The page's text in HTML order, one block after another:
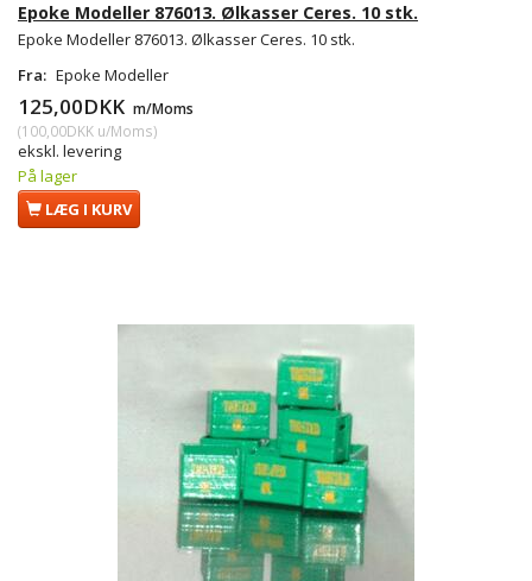
Epoke Modeller 876013. Ølkasser Ceres. 10 stk.
Epoke Modeller 876013. Ølkasser Ceres. 10 stk.
Fra: Epoke Modeller
125,00DKK m/Moms
(100,00DKK u/Moms)
ekskl. levering
På lager
LÆG I KURV